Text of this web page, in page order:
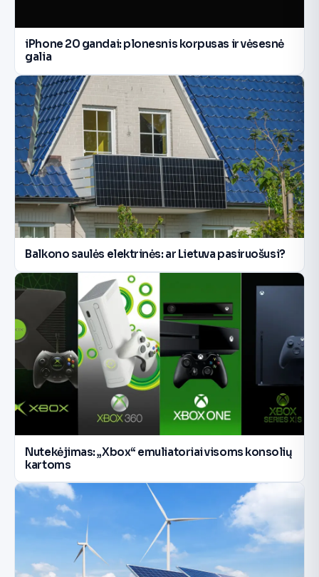
iPhone 20 gandai: plonesnis korpusas ir vėsesnė
galia
Balkono saulės elektrinės: ar Lietuva pasiruošusi?
Nutekėjimas: „Xbox“ emuliatoriai visoms konsolių
kartoms